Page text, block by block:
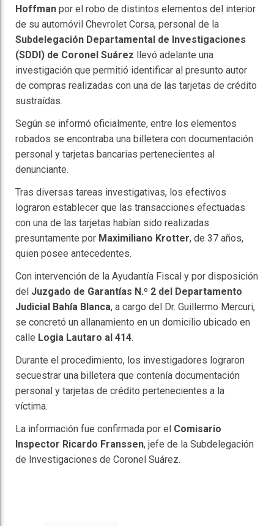
Hoffman por el robo de distintos elementos del interior
de su automóvil Chevrolet Corsa, personal de la
Subdelegación Departamental de Investigaciones
(SDDI) de Coronel Suárez llevó adelante una
investigación que permitió identificar al presunto autor
de compras realizadas con una de las tarjetas de crédito
sustraídas.
Según se informó oficialmente, entre los elementos
robados se encontraba una billetera con documentación
personal y tarjetas bancarias pertenecientes al
denunciante.
Tras diversas tareas investigativas, los efectivos
lograron establecer que las transacciones efectuadas
con una de las tarjetas habían sido realizadas
presuntamente por Maximiliano Krotter, de 37 años,
quien posee antecedentes.
Con intervención de la Ayudantía Fiscal y por disposición
del Juzgado de Garantías N.º 2 del Departamento
Judicial Bahía Blanca, a cargo del Dr. Guillermo Mercuri,
se concretó un allanamiento en un domicilio ubicado en
calle Logia Lautaro al 414.
Durante el procedimiento, los investigadores lograron
secuestrar una billetera que contenía documentación
personal y tarjetas de crédito pertenecientes a la
víctima.
La información fue confirmada por el Comisario
Inspector Ricardo Franssen, jefe de la Subdelegación
de Investigaciones de Coronel Suárez.